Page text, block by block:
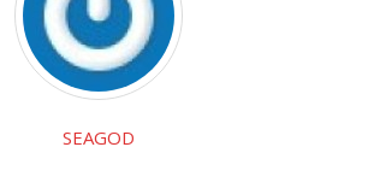
SEAGOD